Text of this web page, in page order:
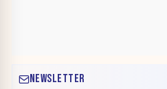
NEWSLETTER